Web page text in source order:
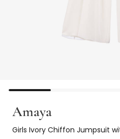
Amaya
Girls Ivory Chiffon Jumpsuit